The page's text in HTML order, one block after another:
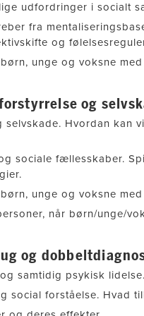
udfordringer i socialt
fra
og
unge og voksne
og
selvskade. Hvordan kan
sociale fællesskaber.
unge og voksne
når børn/unge/
og
samtidig psykisk lidelse.
social forståelse. Hvad